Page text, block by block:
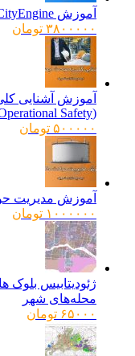
آموزش CityEngine از سطح مقدماتی تا پیشرفته
۳۸۰۰۰۰۰ تومان
آموزش آشنایی کلی با
۵۰۰۰۰۰ تومان
آموزش مدیریت
۱۰۰۰۰۰۰ تومان
محله‌های شهر
۶۵۰۰۰ تومان